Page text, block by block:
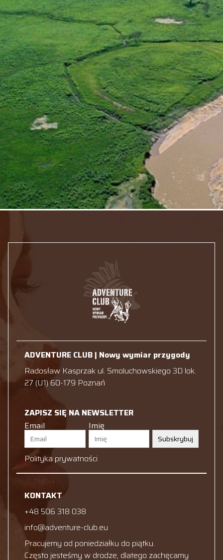
ADVENTURE CLUB | Nowy wymiar przygody
Radosław Kasprzak ul. Smoluchowskiego 3D lok.
27 (U1) 60-179 Poznań
ZAPISZ SIĘ NA NEWSLETTER
Email
Imię
Subskrybuj
Polityka prywatności
KONTAKT
+48 506 318 038
info@adventure-club.eu
Pracujemy od poniedziałku do piątku.
Często jesteśmy w drodze, dlatego zachęcamy